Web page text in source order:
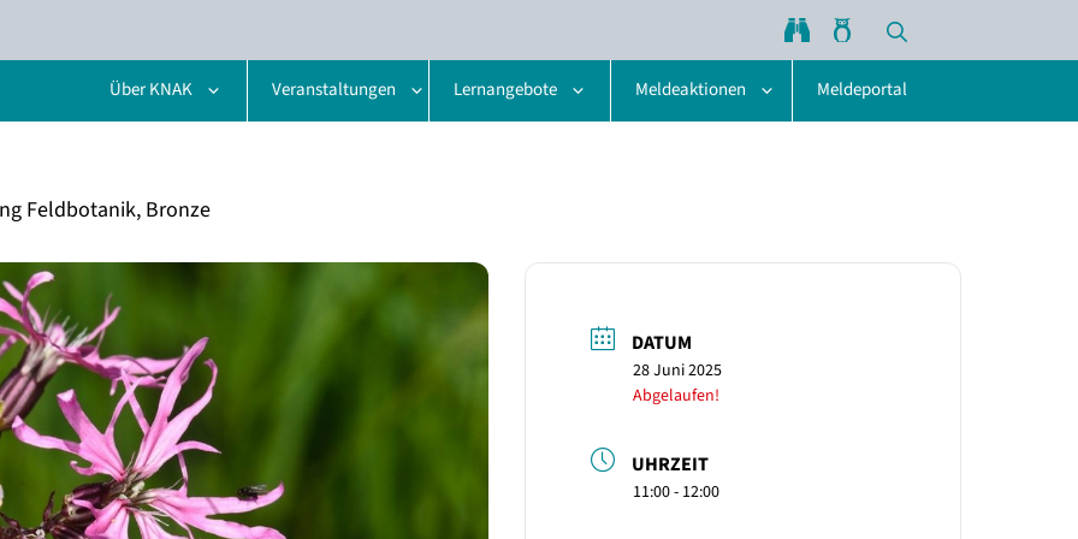
Über KNAK Veranstaltungen Lernangebote Meldeaktionen Meldeportal
Feldbotanik, Bronze
DATUM
28 Juni 2025
Abgelaufen!
UHRZEIT
11:00 - 12:00